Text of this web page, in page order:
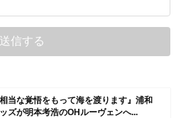
相当な覚悟をもって海を渡ります』浦和
ズが明本考浩のOHルーヴェンへ...